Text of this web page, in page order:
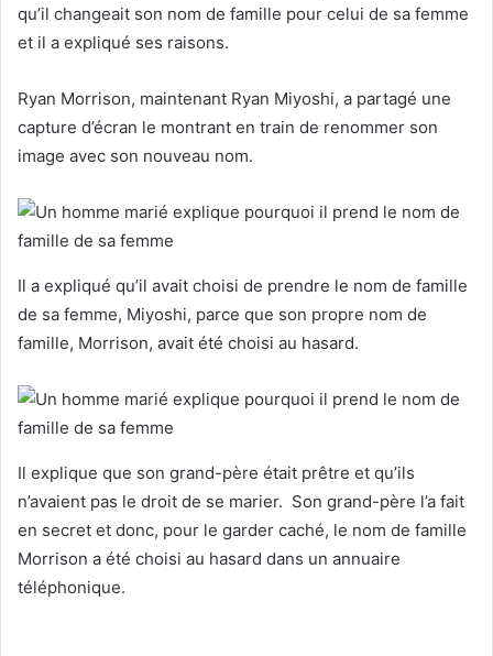
qu’il changeait son nom de famille pour celui de sa femme
et il a expliqué ses raisons.
Ryan Morrison, maintenant Ryan Miyoshi, a partagé une
capture d’écran le montrant en train de renommer son
image avec son nouveau nom.
Il a expliqué qu’il avait choisi de prendre le nom de famille
de sa femme, Miyoshi, parce que son propre nom de
famille, Morrison, avait été choisi au hasard.
Il explique que son grand-père était prêtre et qu’ils
n’avaient pas le droit de se marier. Son grand-père l’a fait
en secret et donc, pour le garder caché, le nom de famille
Morrison a été choisi au hasard dans un annuaire
téléphonique.